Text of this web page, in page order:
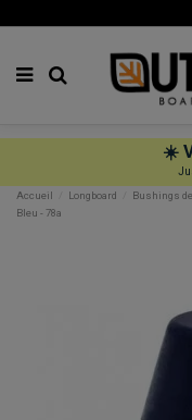
☀️
Accueil
Longboard Bushings
Bleu - 78a